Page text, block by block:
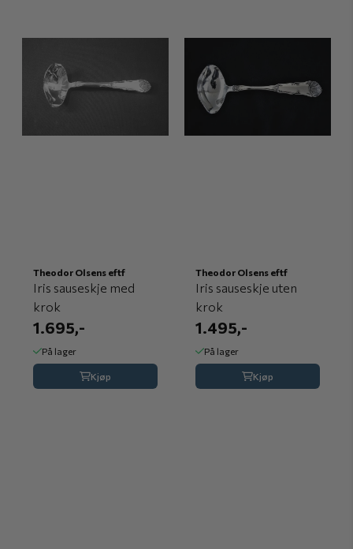
Theodor Olsens eftf
Iris sauseskje med
krok
1.695,-
På lager
Kjøp
Theodor Olsens eftf
Iris sauseskje uten
krok
1.495,-
På lager
Kjøp